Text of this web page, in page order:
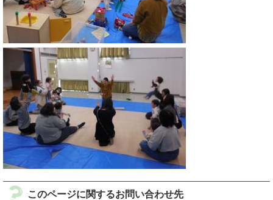
このページに関するお問い合わせ先